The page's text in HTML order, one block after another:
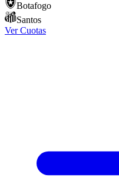
Botafogo
Santos
Ver Cuotas